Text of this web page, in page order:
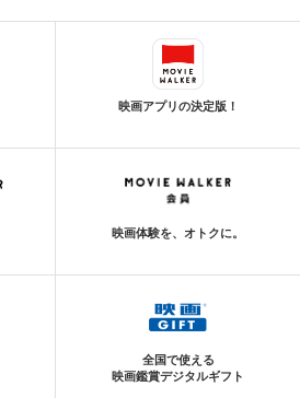
映画アプリの決定版！
映画体験を、オトクに。
全国で使える
映画鑑賞デジタルギフト